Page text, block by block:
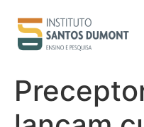
conteúdo